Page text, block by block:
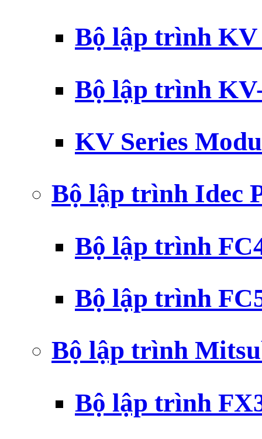
Bộ lập trình
Bộ lập trình
KV Series
Bộ lập trình Idec
Bộ lập trình
Bộ lập trình
Bộ lập trình
Bộ lập trình